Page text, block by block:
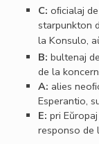
C: oﬁcialaj
starpunkton
la Konsulo,
B: bultenaj
de la
A: alies
Esperantio,
E: pri
responso de